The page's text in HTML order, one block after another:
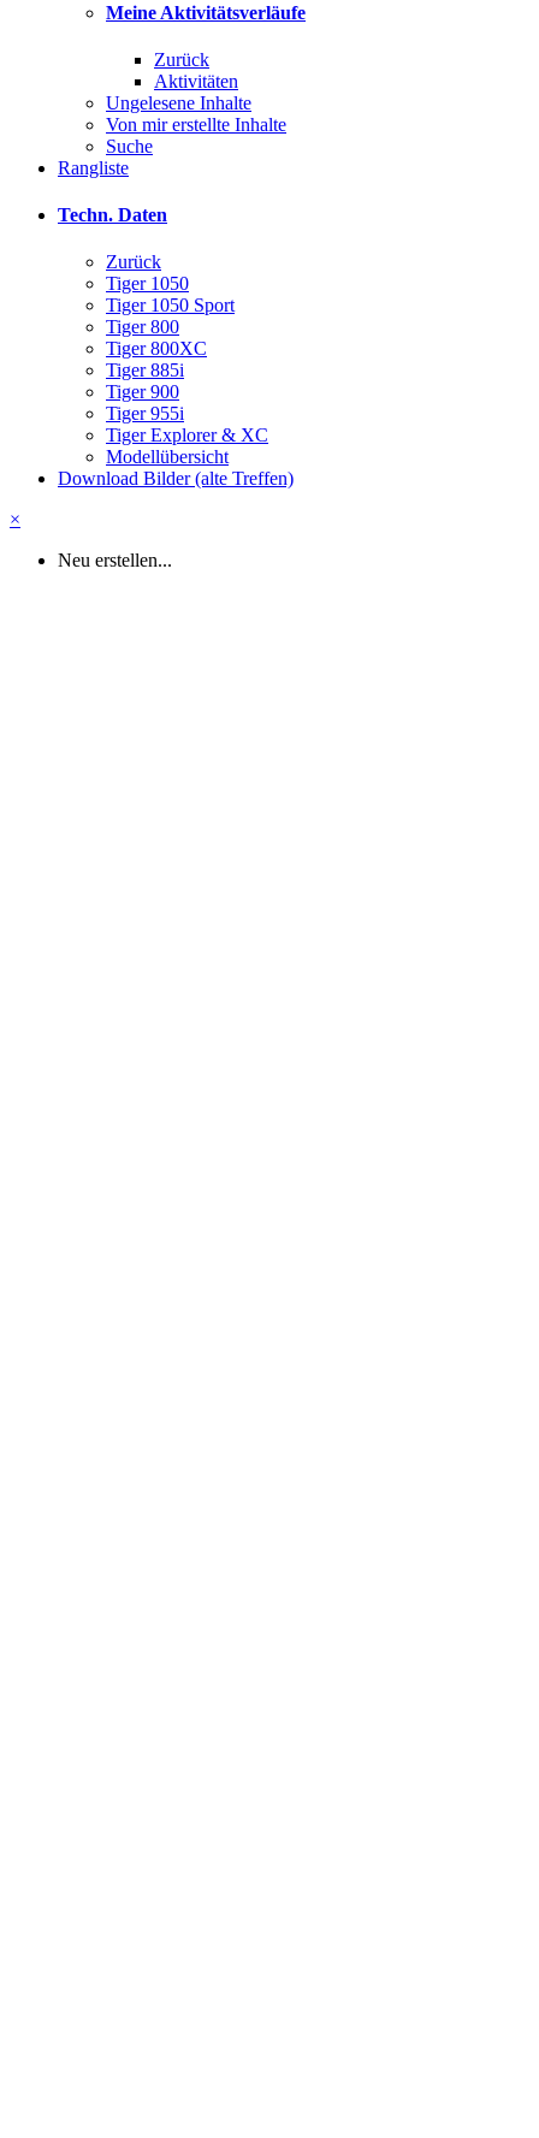
Meine Aktivitätsverläufe
Zurück
Aktivitäten
Ungelesene Inhalte
Von mir erstellte Inhalte
Suche
Rangliste
Techn. Daten
Zurück
Tiger 1050
Tiger 1050 Sport
Tiger 800
Tiger 800XC
Tiger 885i
Tiger 900
Tiger 955i
Tiger Explorer & XC
Modellübersicht
Download Bilder (alte Treffen)
×
Neu erstellen...